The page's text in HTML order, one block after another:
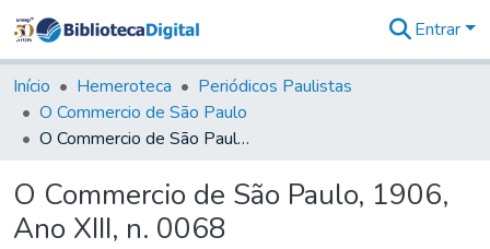
&
Coleções
Tudo na
Biblioteca
Estatísticas
Entrar
Início Hemeroteca
Periódicos Paulistas
O Commercio de São Paulo
O Commercio de São Paulo, 1906, Ano XIII, n. 0068
O Commercio de São Paulo, 1906,
Ano XIII, n. 0068